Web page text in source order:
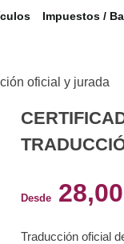
Impuestos /
oficial y jurada
Desde
Traducción oficial